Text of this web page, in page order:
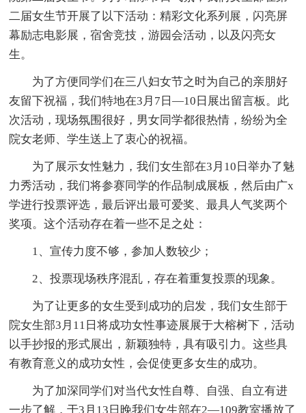
二届女生节开展了以下活动：精彩文化系列展，闪亮屏
幕励志电影展，宿舍竞技，游园会活动，以及闪亮女
生。
为了方便同学们在三八妇女节之时为自己的亲朋好
友留下祝福，我们特地在3月7日—10日展出留言板。此
次活动，现场氛围很好，男女同学都很热情，纷纷为全
院女老师、学生送上了衷心的祝福。
为了展示女性魅力，我们女生部在3月10日举办了魅
力秀活动，我们将参赛同学的作品制成展板，然后由广x
学进行投票评选，最后评出最可爱奖、最具人气奖两个
奖项。这个活动存在着一些不足之处：
1、宣传力度不够，参加人数较少；
2、投票现场秩序混乱，存在着重复投票的现象。
为了让更多的女生受到成功的启发，我们女生部于
院女生部3月11日将成功女性事迹展展于大榕树下，活动
以手抄报的形式展出，新颖独特，具有吸引力。这些具
有教育意义的成功女性，会促使更多女生的成功。
为了加深同学们对当代女性自尊、自强、自立有进
一步了解，于3月13日晚我们女生部在2—109教室播放了